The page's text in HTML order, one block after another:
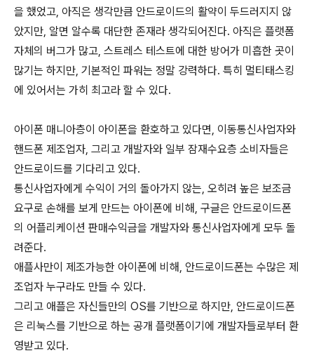
을 했었고, 아직은 생각만큼 안드로이드의 활약이 두드러지지 않
았지만, 알면 알수록 대단한 존재라 생각되어진다. 아직은 플랫폼
자체의 버그가 많고, 스트레스 테스트에 대한 방어가 미흡한 곳이
많기는 하지만, 기본적인 파워는 정말 강력하다. 특히 멀티태스킹
에 있어서는 가히 최고라 할 수 있다.
아이폰 매니아층이 아이폰을 환호하고 있다면, 이동통신사업자와
핸드폰 제조업자, 그리고 개발자와 일부 잠재수요층 소비자들은
안드로이드를 기다리고 있다.
통신사업자에게 수익이 거의 돌아가지 않는, 오히려 높은 보조금
요구로 손해를 보게 만드는 아이폰에 비해, 구글은 안드로이드폰
의 어플리케이션 판매수익금을 개발자와 통신사업자에게 모두 돌
려준다.
애플사만이 제조가능한 아이폰에 비해, 안드로이드폰는 수많은 제
조업자 누구라도 만들 수 있다.
그리고 애플은 자신들만의 OS를 기반으로 하지만, 안드로이드폰
은 리눅스를 기반으로 하는 공개 플랫폼이기에 개발자들로부터 환
영받고 있다.